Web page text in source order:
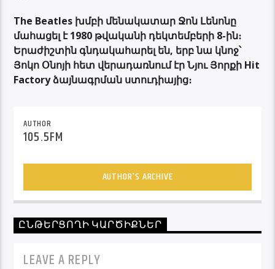
The Beatles խմբի մենակատար Ջոն Լենոնը
մահացել է 1980 թվականի դեկտեմբերի 8-ին։
Երաժիշտին գնդակահարել են, երբ նա կնոջ՝
Յոկո Օնոյի հետ վերադառնում էր Նյու Յորքի Hit
Factory ձայնագրման ստուդիայից։
AUTHOR
105.5FM
AUTHOR'S ARCHIVE
ԸՆԹԵՐՑՈՂԻ ԿԱՐԾԻՔՆԵՐ
LEAVE A REPLY